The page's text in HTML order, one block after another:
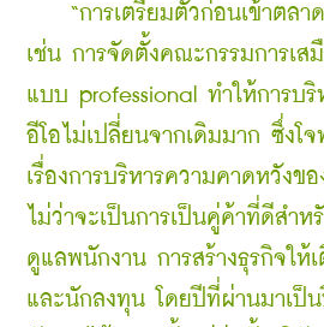
“การเตรียมตัวก่อนเข้าตลา
เช่น การจัดตั้งคณะกรรมการเส
แบบ professional ทำให้การบริ
อีโอไม่เปลี่ยนจากเดิมมาก ซึ่งโ
เรื่องการบริหารความคาดหวังข
ไม่ว่าจะเป็นการเป็นคู่ค้าที่ดีสำ
ดูแลพนักงาน การสร้างธุรกิจให้
และนักลงทุน โดยปีที่ผ่านมาเป็น